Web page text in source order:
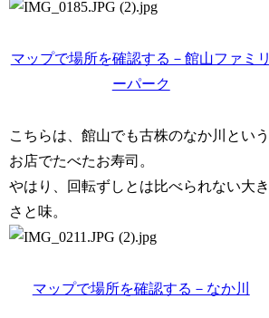
マップで場所を確認する－館山ファミリ
ーパーク
こちらは、館山でも古株のなか川という
お店でたべたお寿司。
やはり、回転ずしとは比べられない大き
さと味。
マップで場所を確認する－なか川